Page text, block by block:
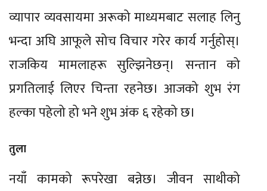
व्यापार व्यवसायमा अरूको माध्यमबाट सलाह लिनु
भन्दा अघि आफूले सोच विचार गरेर कार्य गर्नुहोस्।
राजकिय मामलाहरू सुल्झिनेछन्। सन्तान को
प्रगतिलाई लिएर चिन्ता रहनेछ। आजको शुभ रंग
हल्का पहेलो हो भने शुभ अंक ६ रहेको छ।
तुला
नयाँ कामको रूपरेखा बन्नेछ। जीवन साथीको